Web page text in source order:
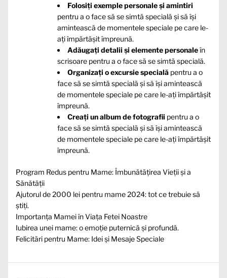
Folosiți exemple personale și amintiri
pentru a o face să se simtă specială și să își
amintească de momentele speciale pe care le-
ați împărtășit împreună.
Adăugați detalii și elemente personaleîn
scrisoare pentru a o face să se simtă specială.
Organizați o excursie specială pentru a o
face să se simtă specială și să își amintească
de momentele speciale pe care le-ați împărtășit
împreună.
Creați un album de fotografii pentru a o
face să se simtă specială și să își amintească
de momentele speciale pe care le-ați împărtășit
împreună.
Program Redus pentru Mame: Îmbunătățirea Vieții și a
Sănătății
Ajutorul de 2000 lei pentru mame 2024: tot ce trebuie să
știți.
Importanța Mamei în Viața Fetei Noastre
Iubirea unei mame: o emoție puternică și profundă.
Felicitări pentru Mame: Idei și Mesaje Speciale